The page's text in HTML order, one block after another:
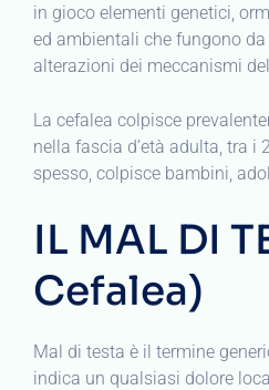
in gioco elementi genetici,
ed ambientali che fungono
alterazioni dei meccanismi
La cefalea colpisce
nella fascia d’età adulta, tra i
spesso, colpisce bambini,
IL MAL DI
Cefalea)
Mal di testa è il termine
indica un qualsiasi dolore